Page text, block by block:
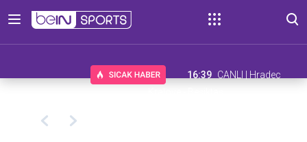
16:39 CANLI | Hradec